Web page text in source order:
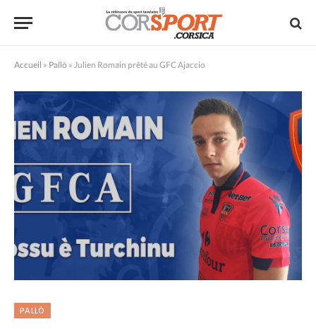
Accueil » Pallò » Julien Romain prêté au GFC Ajaccio
PALLÒ